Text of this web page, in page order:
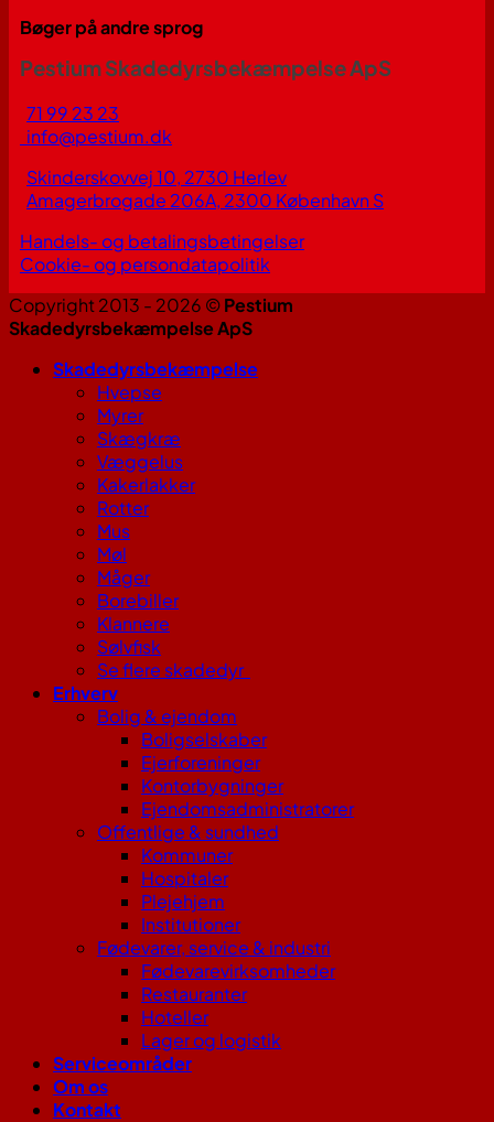
Bøger på andre sprog
Pestium Skadedyrsbekæmpelse ApS
71 99 23 23
info@pestium.dk
Skinderskovvej 10, 2730 Herlev
Amagerbrogade 206A, 2300 København S
Handels- og betalingsbetingelser
Cookie- og persondatapolitik
Copyright 2013 - 2026 ©Pestium
Skadedyrsbekæmpelse ApS
Skadedyrsbekæmpelse
Hvepse
Myrer
Skægkræ
Væggelus
Kakerlakker
Rotter
Mus
Møl
Måger
Borebiller
Klannere
Sølvfisk
Se flere skadedyr
Erhverv
Bolig & ejendom
Boligselskaber
Ejerforeninger
Kontorbygninger
Ejendomsadministratorer
Offentlige & sundhed
Kommuner
Hospitaler
Plejehjem
Institutioner
Fødevarer, service & industri
Fødevarevirksomheder
Restauranter
Hoteller
Lager og logistik
Serviceområder
Om os
Kontakt